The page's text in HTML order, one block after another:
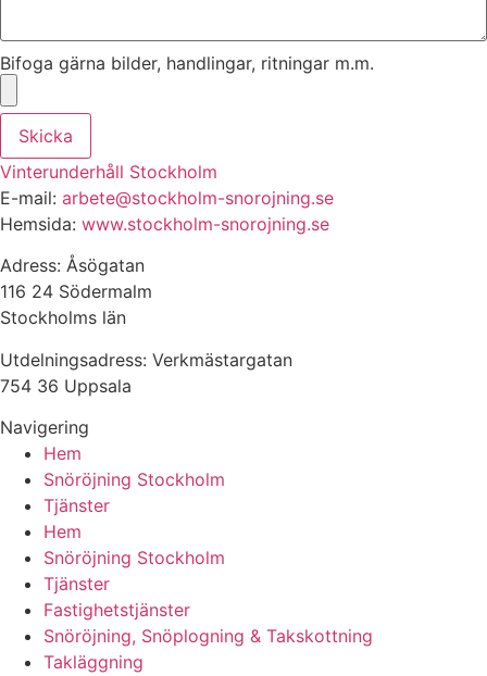
Bifoga gärna bilder, handlingar, ritningar m.m.
Skicka
Vinterunderhåll Stockholm
E-mail: arbete@stockholm-snorojning.se
Hemsida: www.stockholm-snorojning.se
Adress: Åsögatan
116 24 Södermalm
Stockholms län
Utdelningsadress: Verkmästargatan
754 36 Uppsala
Navigering
Hem
Snöröjning Stockholm
Tjänster
Hem
Snöröjning Stockholm
Tjänster
Fastighetstjänster
Snöröjning, Snöplogning & Takskottning
Takläggning